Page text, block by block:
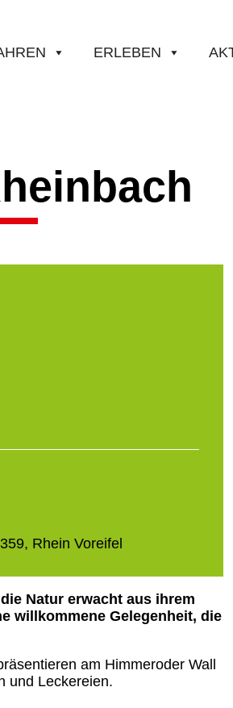
ERLEBEN
Rhein Voreifel
Natur erwacht aus ihrem
willkommene Gelegenheit, die
am Himmeroder Wall
und Leckereien.